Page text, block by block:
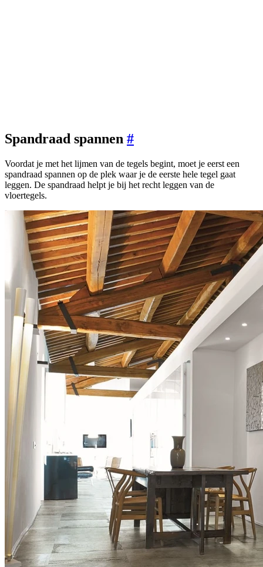
Spandraad spannen #
Voordat je met het lijmen van de tegels begint, moet je eerst een
spandraad spannen op de plek waar je de eerste hele tegel gaat
leggen. De spandraad helpt je bij het recht leggen van de
vloertegels.